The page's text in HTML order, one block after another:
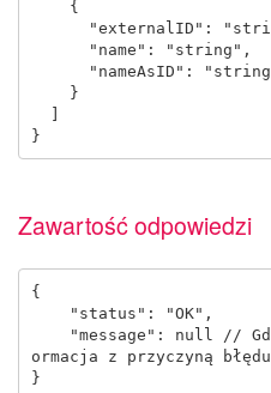
Zawartość odpowiedzi
{
ormacja z przyczyną błędu